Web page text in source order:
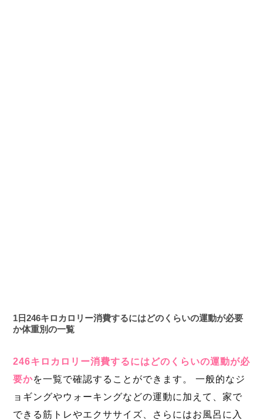
1日246キロカロリー消費するにはどのくらいの運動が必要
か体重別の一覧
246キロカロリー消費するにはどのくらいの運動が必
要かを一覧で確認することができます。 一般的なジ
ョギングやウォーキングなどの運動に加えて、家で
できる筋トレやエクササイズ、さらにはお風呂に入